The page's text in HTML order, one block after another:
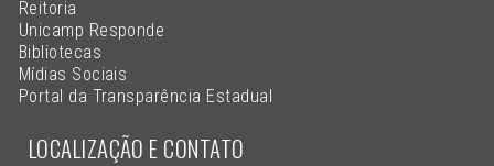
Reitoria
Unicamp Responde
Bibliotecas
Mídias Sociais
Portal da Transparência Estadual
LOCALIZAÇÃO E CONTATO